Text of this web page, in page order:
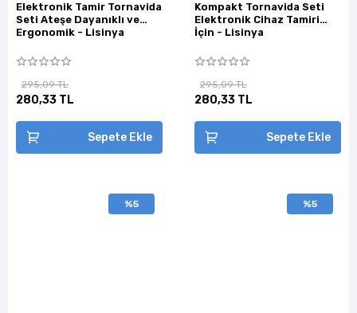
Elektronik Tamir Tornavida
Seti Ateşe Dayanıklı ve
Ergonomik - Lisinya
295,09 TL
280,33 TL
Sepete Ekle
Kompakt Tornavida Seti
Elektronik Cihaz Tamiri
İçin - Lisinya
295,09 TL
280,33 TL
Sepete Ekle
%5 %5